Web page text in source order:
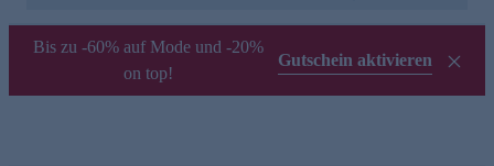
Bis zu -60% auf Mode und -20%
on top!
Gutschein aktivieren